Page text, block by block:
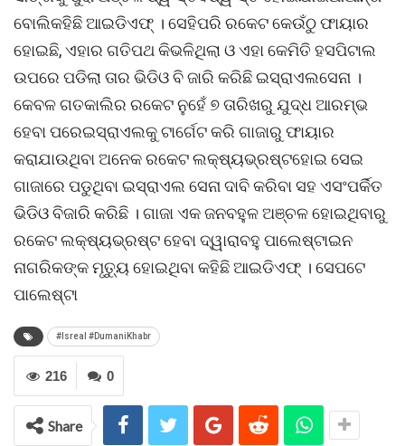
ବୋଲିକହିଛି ଆଇଡିଏଫ୍ । ସେହିପରି ରକେଟ କେଉଁଠୁ ଫାୟାର
ହୋଇଛି, ଏହାର ଗତିପଥ କିଭଳିଥିଲା ଓ ଏହା କେମିତି ହସପିଟାଲ
ଉପରେ ପଡିଲା ତାର ଭିଡିଓ ବି ଜାରି କରିଛି ଇସ୍ରାଏଲସେନା ।
କେବଳ ଗତକାଲିର ରକେଟ ନୁହେଁ ୭ ତାରିଖରୁ ଯୁଦ୍ଧ ଆରମ୍ଭ
ହେବା ପରେଇସ୍ରାଏଲକୁ ଟାର୍ଗେଟ କରି ଗାଜାରୁ ଫାୟାର
କରାଯାଉଥିବା ଅନେକ ରକେଟ ଲକ୍ଷ୍ୟଭ୍ରଷ୍ଟହୋଇ ସେଇ
ଗାଜାରେ ପଡୁଥିବା ଇସ୍ରାଏଲ ସେନା ଦାବି କରିବା ସହ ଏସଂପର୍କିତ
ଭିଡିଓ ବିଜାରି କରିଛି । ଗାଜା ଏକ ଜନବହୁଳ ଅଞ୍ଚଳ ହୋଇଥିବାରୁ
ରକେଟ ଲକ୍ଷ୍ୟଭ୍ରଷ୍ଟ ହେବା ଦ୍ୱାରାବହୁ ପାଲେଷ୍ଟାଇନ
ନାଗରିକଙ୍କ ମୃତ୍ୟୁ ହୋଇଥିବା କହିଛି ଆଇଡିଏଫ୍ । ସେପଟେ
ପାଲେଷ୍ଟା
#Isreal #DumaniKhabr
0
216
Share